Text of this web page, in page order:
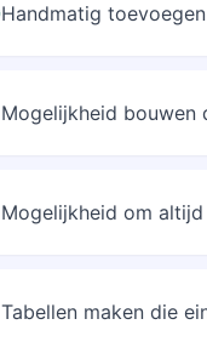
Handmatig
Mogelijkheid bouwen
Mogelijkheid om
Tabellen maken die